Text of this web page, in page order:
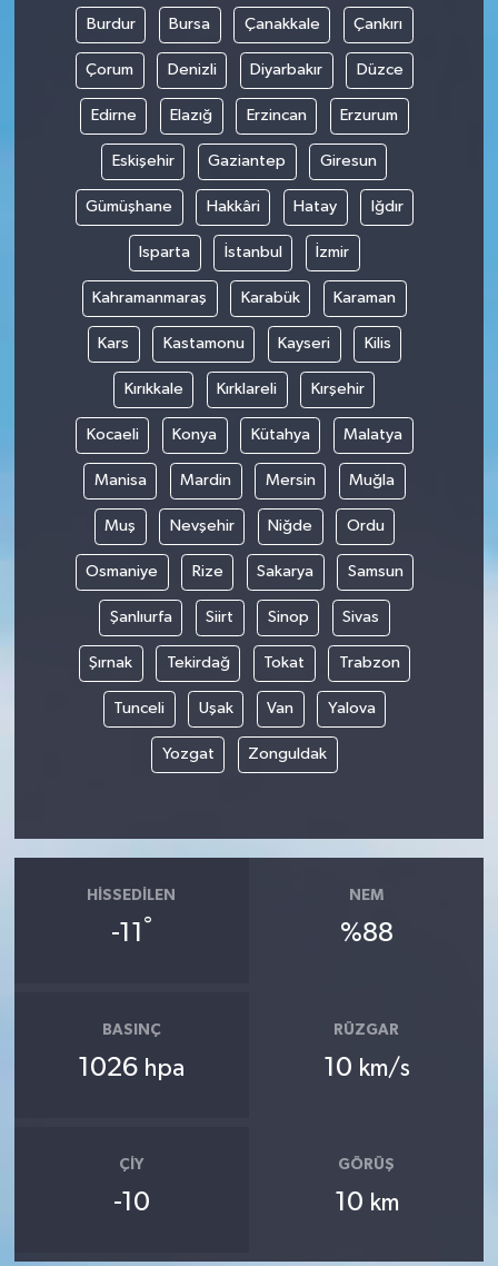
Burdur Bursa Çanakkale Çankırı
Çorum Denizli Diyarbakır Düzce
Edirne Elazığ Erzincan Erzurum
Eskişehir Gaziantep Giresun
Gümüşhane Hakkâri Hatay Iğdır
Isparta İstanbul İzmir
Kahramanmaraş Karabük Karaman
Kars Kastamonu Kayseri Kilis
Kırıkkale Kırklareli Kırşehir
Kocaeli Konya Kütahya Malatya
Manisa Mardin Mersin Muğla
Muş Nevşehir Niğde Ordu
Osmaniye Rize Sakarya Samsun
Şanlıurfa Siirt Sinop Sivas
Şırnak Tekirdağ Tokat Trabzon
Tunceli Uşak Van Yalova
Yozgat Zonguldak
HISSEDILEN
-11 °
NEM
%88
BASINÇ
1026 hpa
RÜZGAR
10 km/s
ÇIY
-10
GÖRÜŞ
10 km